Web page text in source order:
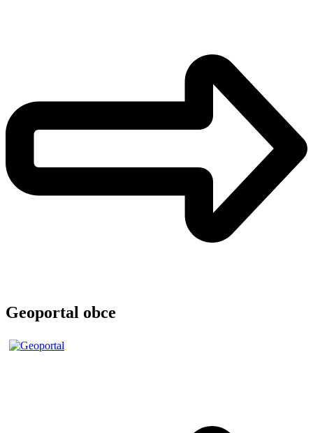
Geoportal obce